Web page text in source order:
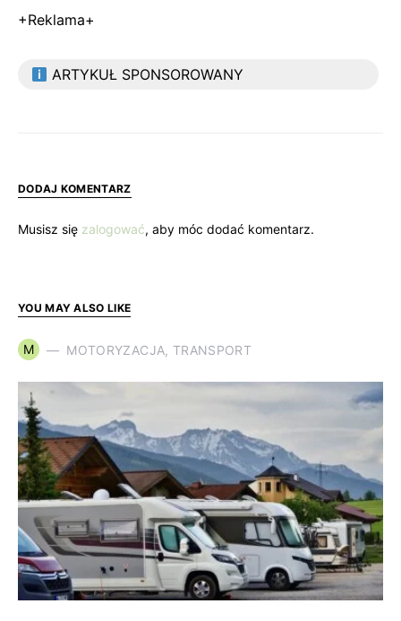
+Reklama+
ARTYKUŁ SPONSOROWANY
DODAJ KOMENTARZ
Musisz się zalogować, aby móc dodać komentarz.
YOU MAY ALSO LIKE
M MOTORYZACJA, TRANSPORT